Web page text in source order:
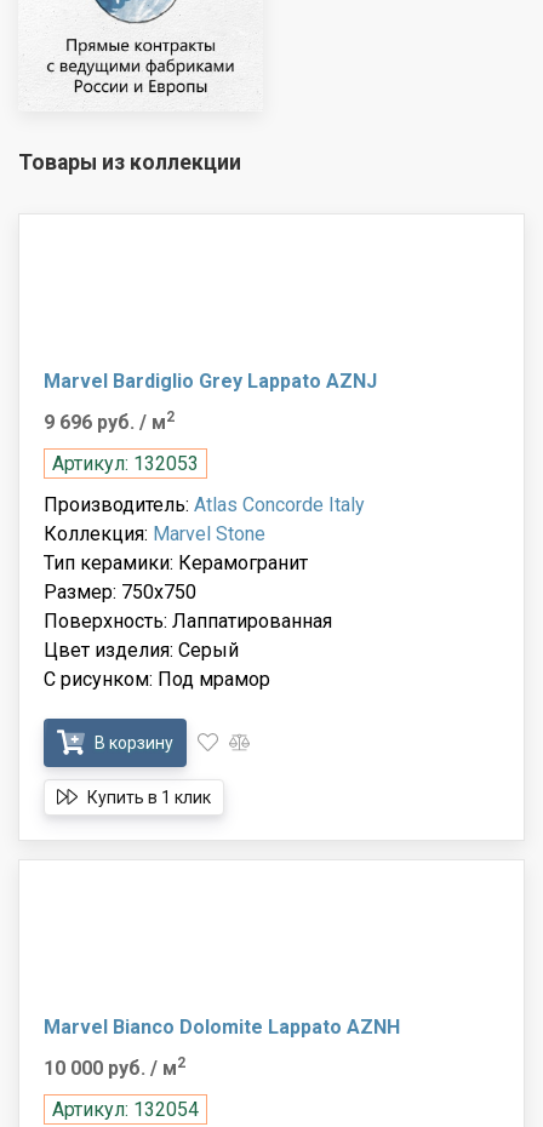
Товары из коллекции
Marvel Bardiglio Grey Lappato AZNJ
9 696 руб. / м2
Артикул: 132053
Производитель: Atlas Concorde Italy
Коллекция: Marvel Stone
Тип керамики: Керамогранит
Размер: 750x750
Поверхность: Лаппатированная
Цвет изделия: Серый
С рисунком: Под мрамор
В корзину
Купить в 1 клик
Marvel Bianco Dolomite Lappato AZNH
10 000 руб. / м2
Артикул: 132054